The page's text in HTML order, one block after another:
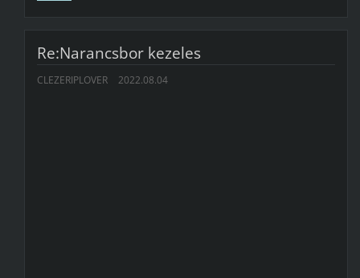
Re:Narancsbor kezeles
CLEZERIPLOVER 2022.08.04